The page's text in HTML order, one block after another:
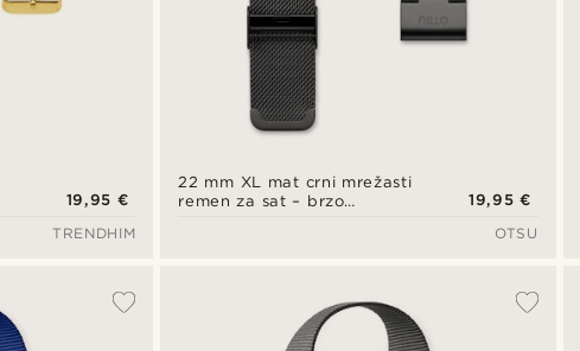
19,95 €
TRENDHIM
22 mm XL mat crni mrežasti
remen za sat – brzo
19,95 €
OTSU